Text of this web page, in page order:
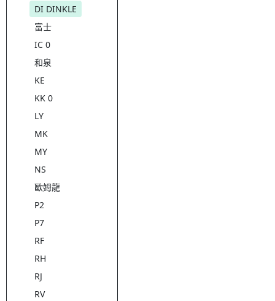
DI DINKLE
富士
IC 0
和泉
KE
KK 0
LY
MK
MY
NS
歐姆龍
P2
P7
RF
RH
RJ
RV